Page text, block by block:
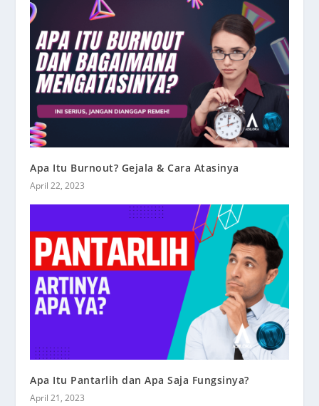
Apa Itu Burnout? Gejala & Cara Atasinya
April 22, 2023
Apa Itu Pantarlih dan Apa Saja Fungsinya?
April 21, 2023